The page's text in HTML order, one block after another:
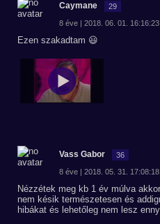
Caymane 29
8 éve | 2018. 06. 01. 16:16:23
Ezen szakadtam 😃
Vass Gabor 36
8 éve | 2018. 05. 31. 17:08:18
Nézzétek meg kb 1 év múlva
nem késik természetesen és
hibákat és lehetőleg nem lesz